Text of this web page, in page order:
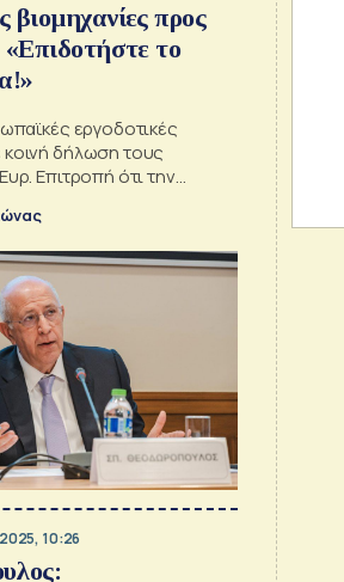
βιομηχανίες προς
το
εργοδοτικές
δήλωση τους
Επιτροπή ότι την
10:26